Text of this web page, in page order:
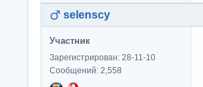
selenscy
Участник
Зарегистрирован: 28-11-10
Сообщений: 2,558